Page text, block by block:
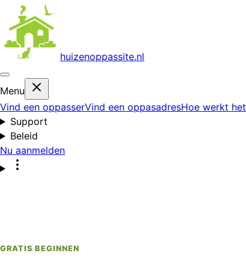
huizenoppassite.nl
Menu
Vind een oppasserVind een oppasadresHoe werkt het
Support
Beleid
Nu aanmelden
GRATIS BEGINNEN